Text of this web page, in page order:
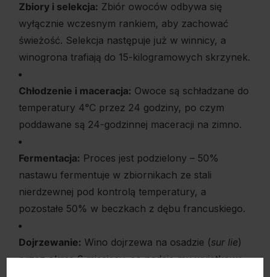
Zbiory i selekcja: Zbiór owoców odbywa się
wyłącznie wczesnym rankiem, aby zachować
świeżość. Selekcja następuje już w winnicy, a
winogrona trafiają do 15-kilogramowych skrzynek.
Chłodzenie i maceracja: Owoce są schładzane do
temperatury 4°C przez 24 godziny, po czym
poddawane są 24-godzinnej maceracji na zimno.
Fermentacja: Proces jest podzielony – 50%
nastawu fermentuje w zbiornikach ze stali
nierdzewnej pod kontrolą temperatury, a
pozostałe 50% w beczkach z dębu francuskiego.
Dojrzewanie: Wino dojrzewa na osadzie (sur lie)
przez okres 6 miesięcy, co nadaje mu wyjątkową